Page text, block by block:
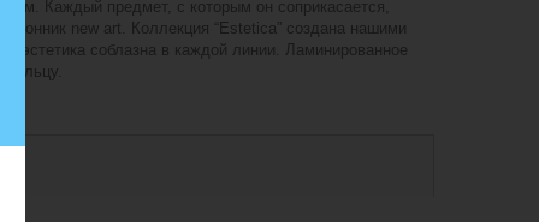
Каждый предмет, с которым он соприкасается,
new art. Коллекция “Estetica” создана нашими
эстетика соблазна в каждой линии. Ламинированное